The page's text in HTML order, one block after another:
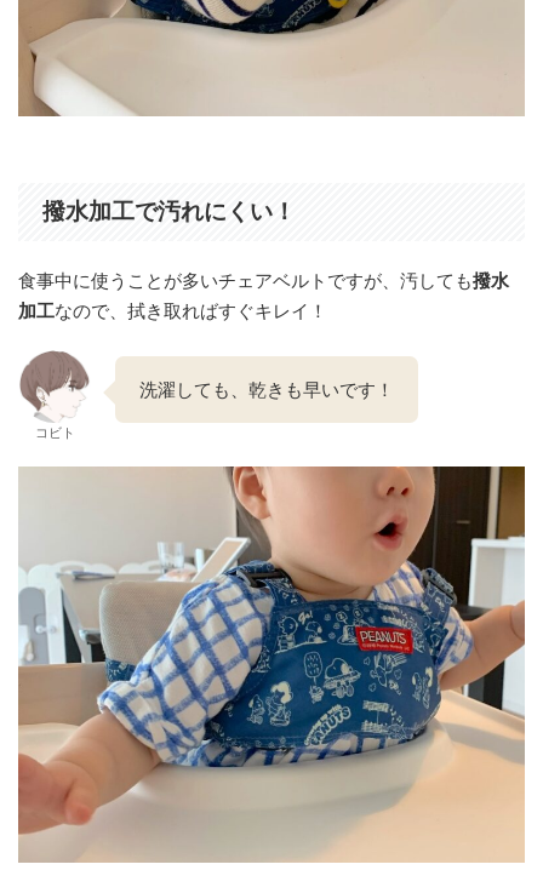
撥水加工で汚れにくい！
食事中に使うことが多いチェアベルトですが、汚しても撥水
加工なので、拭き取ればすぐキレイ！
コビト
洗濯しても、乾きも早いです！